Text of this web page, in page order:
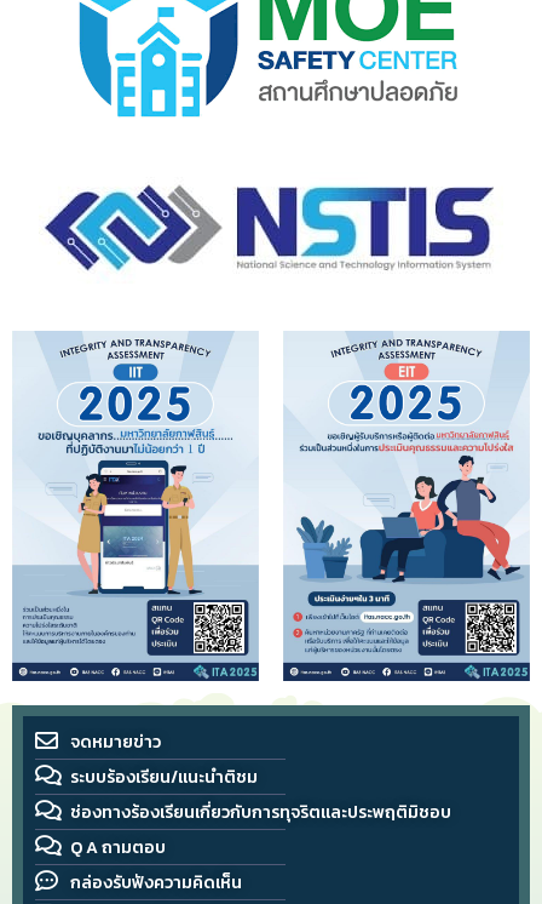
จดหมายข่าว
ระบบร้องเรียน/แนะนำติชม
ช่องทางร้องเรียนเกี่ยวกับการทุจริตและประพฤติมิชอบ
Q A ถามตอบ
กล่องรับฟังความคิดเห็น